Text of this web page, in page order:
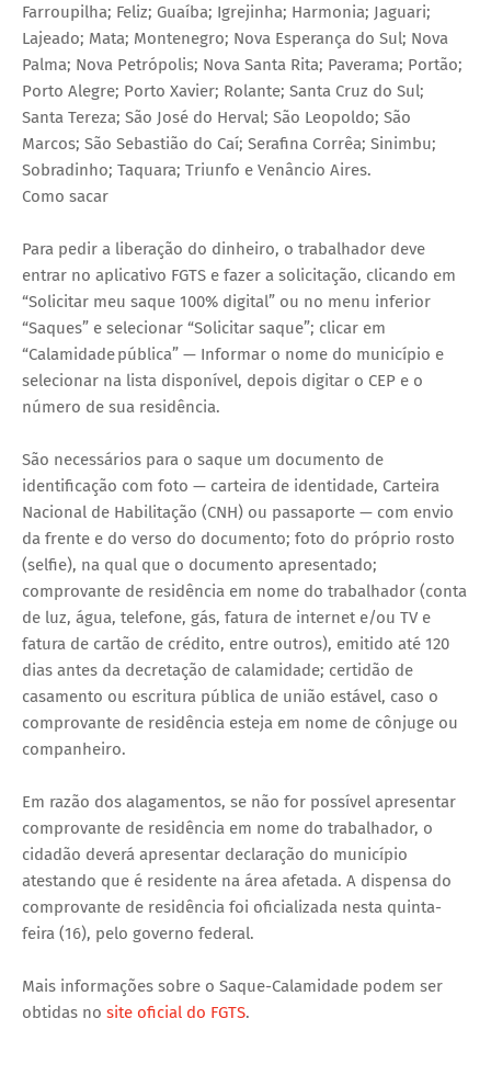
Farroupilha; Feliz; Guaíba; Igrejinha; Harmonia; Jaguari;
Lajeado; Mata; Montenegro; Nova Esperança do Sul; Nova
Palma; Nova Petrópolis; Nova Santa Rita; Paverama; Portão;
Porto Alegre; Porto Xavier; Rolante; Santa Cruz do Sul;
Santa Tereza; São José do Herval; São Leopoldo; São
Marcos; São Sebastião do Caí; Serafina Corrêa; Sinimbu;
Sobradinho; Taquara; Triunfo e Venâncio Aires.
Como sacar
Para pedir a liberação do dinheiro, o trabalhador deve
entrar no aplicativo FGTS e fazer a solicitação, clicando em
“Solicitar meu saque 100% digital” ou no menu inferior
“Saques” e selecionar “Solicitar saque”; clicar em
“Calamidade pública” — Informar o nome do município e
selecionar na lista disponível, depois digitar o CEP e o
número de sua residência.
São necessários para o saque um documento de
identificação com foto — carteira de identidade, Carteira
Nacional de Habilitação (CNH) ou passaporte — com envio
da frente e do verso do documento; foto do próprio rosto
(selfie), na qual que o documento apresentado;
comprovante de residência em nome do trabalhador (conta
de luz, água, telefone, gás, fatura de internet e/ou TV e
fatura de cartão de crédito, entre outros), emitido até 120
dias antes da decretação de calamidade; certidão de
casamento ou escritura pública de união estável, caso o
comprovante de residência esteja em nome de cônjuge ou
companheiro.
Em razão dos alagamentos, se não for possível apresentar
comprovante de residência em nome do trabalhador, o
cidadão deverá apresentar declaração do município
atestando que é residente na área afetada. A dispensa do
comprovante de residência foi oficializada nesta quinta-
feira (16), pelo governo federal.
Mais informações sobre o Saque-Calamidade podem ser
obtidas no site oficial do FGTS.